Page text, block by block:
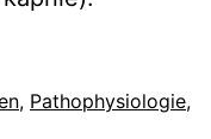
, Pathophysiologie,